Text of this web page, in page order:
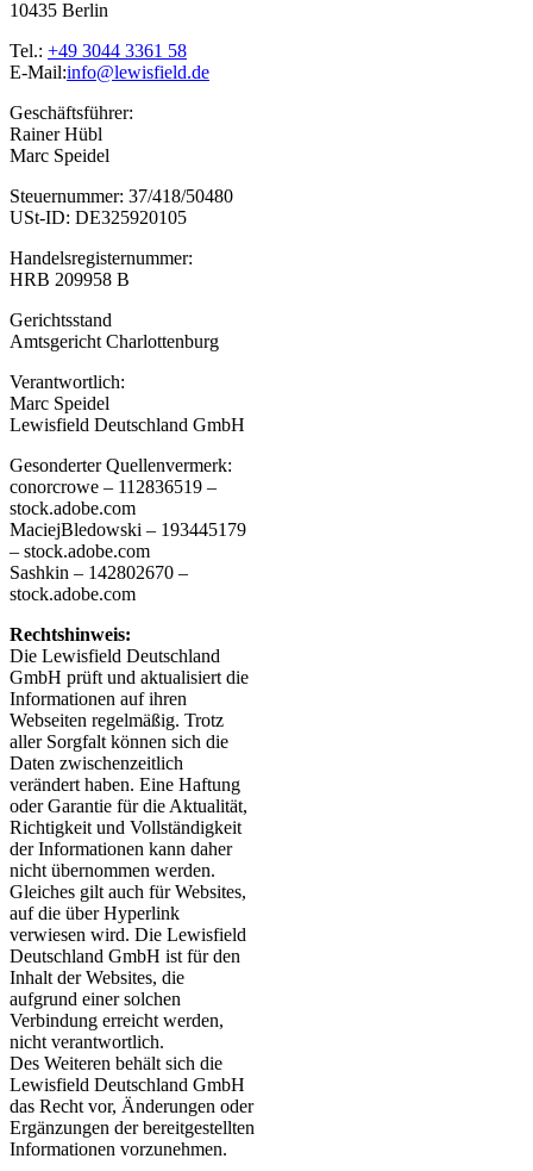
10435 Berlin
Tel.: +49 3044 3361 58
E-Mail:info@lewisfield.de
Geschäftsführer:
Rainer Hübl
Marc Speidel
Steuernummer: 37/418/50480
USt-ID: DE325920105
Handelsregisternummer:
HRB 209958 B
Gerichtsstand
Amtsgericht Charlottenburg
Verantwortlich:
Marc Speidel
Lewisfield Deutschland GmbH
Gesonderter Quellenvermerk:
conorcrowe – 112836519 –
stock.adobe.com
MaciejBledowski – 193445179
– stock.adobe.com
Sashkin – 142802670 –
stock.adobe.com
Rechtshinweis:
Die Lewisfield Deutschland
GmbH prüft und aktualisiert die
Informationen auf ihren
Webseiten regelmäßig. Trotz
aller Sorgfalt können sich die
Daten zwischenzeitlich
verändert haben. Eine Haftung
oder Garantie für die Aktualität,
Richtigkeit und Vollständigkeit
der Informationen kann daher
nicht übernommen werden.
Gleiches gilt auch für Websites,
auf die über Hyperlink
verwiesen wird. Die Lewisfield
Deutschland GmbH ist für den
Inhalt der Websites, die
aufgrund einer solchen
Verbindung erreicht werden,
nicht verantwortlich.
Des Weiteren behält sich die
Lewisfield Deutschland GmbH
das Recht vor, Änderungen oder
Ergänzungen der bereitgestellten
Informationen vorzunehmen.